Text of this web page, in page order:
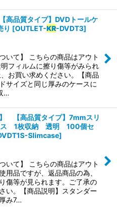
高品質タイプ】DVDトールケ
り [OUTLET-KR-DVDT3]
いて】 こちらの商品はアウト
フィルムに擦り傷等がみられ
お買い求めください。【商品
サイズと同じ厚みのケースに
…
】 【高品質タイプ】7mmスリ
ス 1枚収納 透明 100個セ
Slimcase]
いて】 こちらの商品はアウト
用品ですが、返品商品の為、
傷等が見られます。ご了承の
い。【商品説明】スタンダー
み7…